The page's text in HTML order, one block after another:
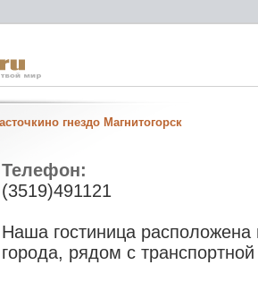
гнездо Магнитогорск
Телефон:
(3519)491121
Наша гостиница
города, рядом с